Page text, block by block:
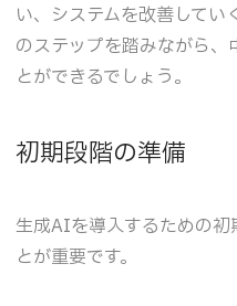
い、システムを改善して
のステップを踏みながら、
とができるでしょう。
初期段階の準備
生成AIを導入するための
とが重要です。